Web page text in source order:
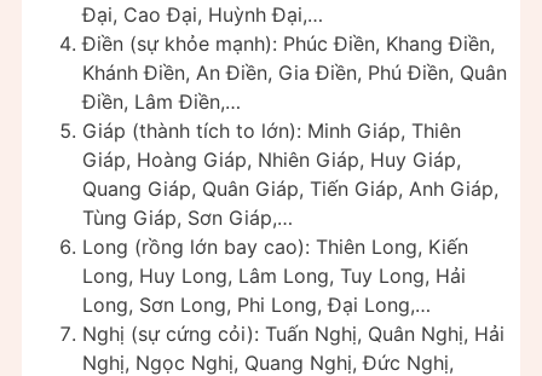
Đại, Cao Đại, Huỳnh Đại,…
Điền (sự khỏe mạnh): Phúc Điền, Khang Điền,
Khánh Điền, An Điền, Gia Điền, Phú Điền, Quân
Điền, Lâm Điền,…
Giáp (thành tích to lớn): Minh Giáp, Thiên
Giáp, Hoàng Giáp, Nhiên Giáp, Huy Giáp,
Quang Giáp, Quân Giáp, Tiến Giáp, Anh Giáp,
Tùng Giáp, Sơn Giáp,…
Long (rồng lớn bay cao): Thiên Long, Kiến
Long, Huy Long, Lâm Long, Tuy Long, Hải
Long, Sơn Long, Phi Long, Đại Long,…
Nghị (sự cứng cỏi): Tuấn Nghị, Quân Nghị, Hải
Nghị, Ngọc Nghị, Quang Nghị, Đức Nghị,